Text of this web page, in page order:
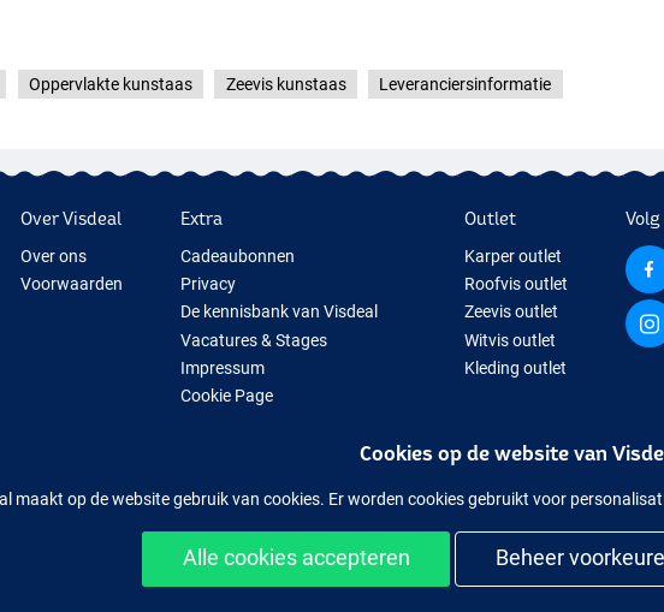
Oppervlakte kunstaas Zeevis kunstaas Leveranciersinformatie
Over Visdeal
Over ons
Voorwaarden
Extra
Cadeaubonnen
Privacy
De kennisbank van Visdeal
Vacatures & Stages
Impressum
Cookie Page
Outlet
Karper outlet
Roofvis outlet
Zeevis outlet
Witvis outlet
Kleding outlet
Volg
Makkelijk en veilig shoppen
Cookies op de website van
maakt op de website gebruik van cookies. Er worden cookies gebruikt voor
Alle cookies accepteren Beheer